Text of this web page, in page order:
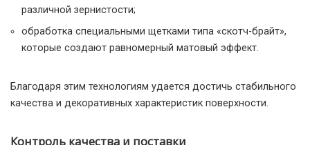
различной зернистости;
обработка специальными щетками типа «скотч-брайт»,
которые создают равномерный матовый эффект.
Благодаря этим технологиям удается достичь стабильного
качества и декоративных характеристик поверхности.
Контроль качества и поставки